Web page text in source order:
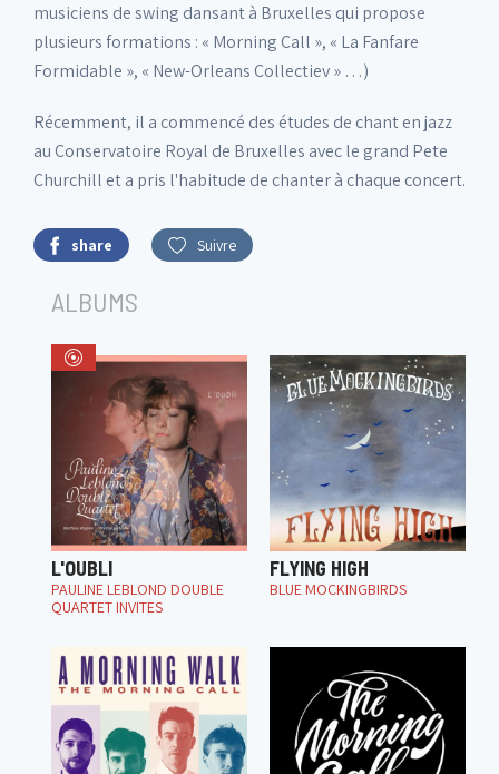
musiciens de swing dansant à Bruxelles qui propose
plusieurs formations : « Morning Call », « La Fanfare
Formidable », « New-Orleans Collectiev » …)
Récemment, il a commencé des études de chant en jazz
au Conservatoire Royal de Bruxelles avec le grand Pete
Churchill et a pris l'habitude de chanter à chaque concert.
share Suivre
ALBUMS
L'OUBLI
PAULINE LEBLOND DOUBLE
QUARTET INVITES
FLYING HIGH
BLUE MOCKINGBIRDS